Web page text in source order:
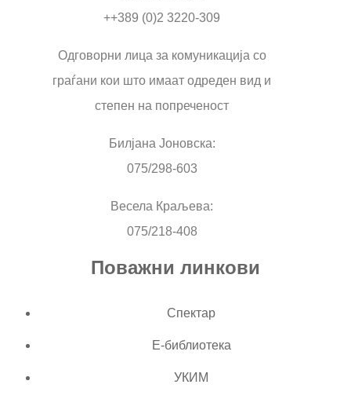
++389 (0)2 3220-309
Одговорни лица за комуникација со
граѓани кои што имаат одреден вид и
степен на попреченост
Билјана Јоновска:
075/298-603
Весела Краљева:
075/218-408
Поважни линкови
Спектар
Е-библиотека
УКИМ